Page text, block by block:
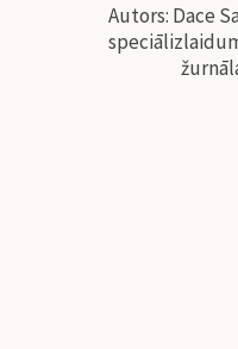
Autors: Dace